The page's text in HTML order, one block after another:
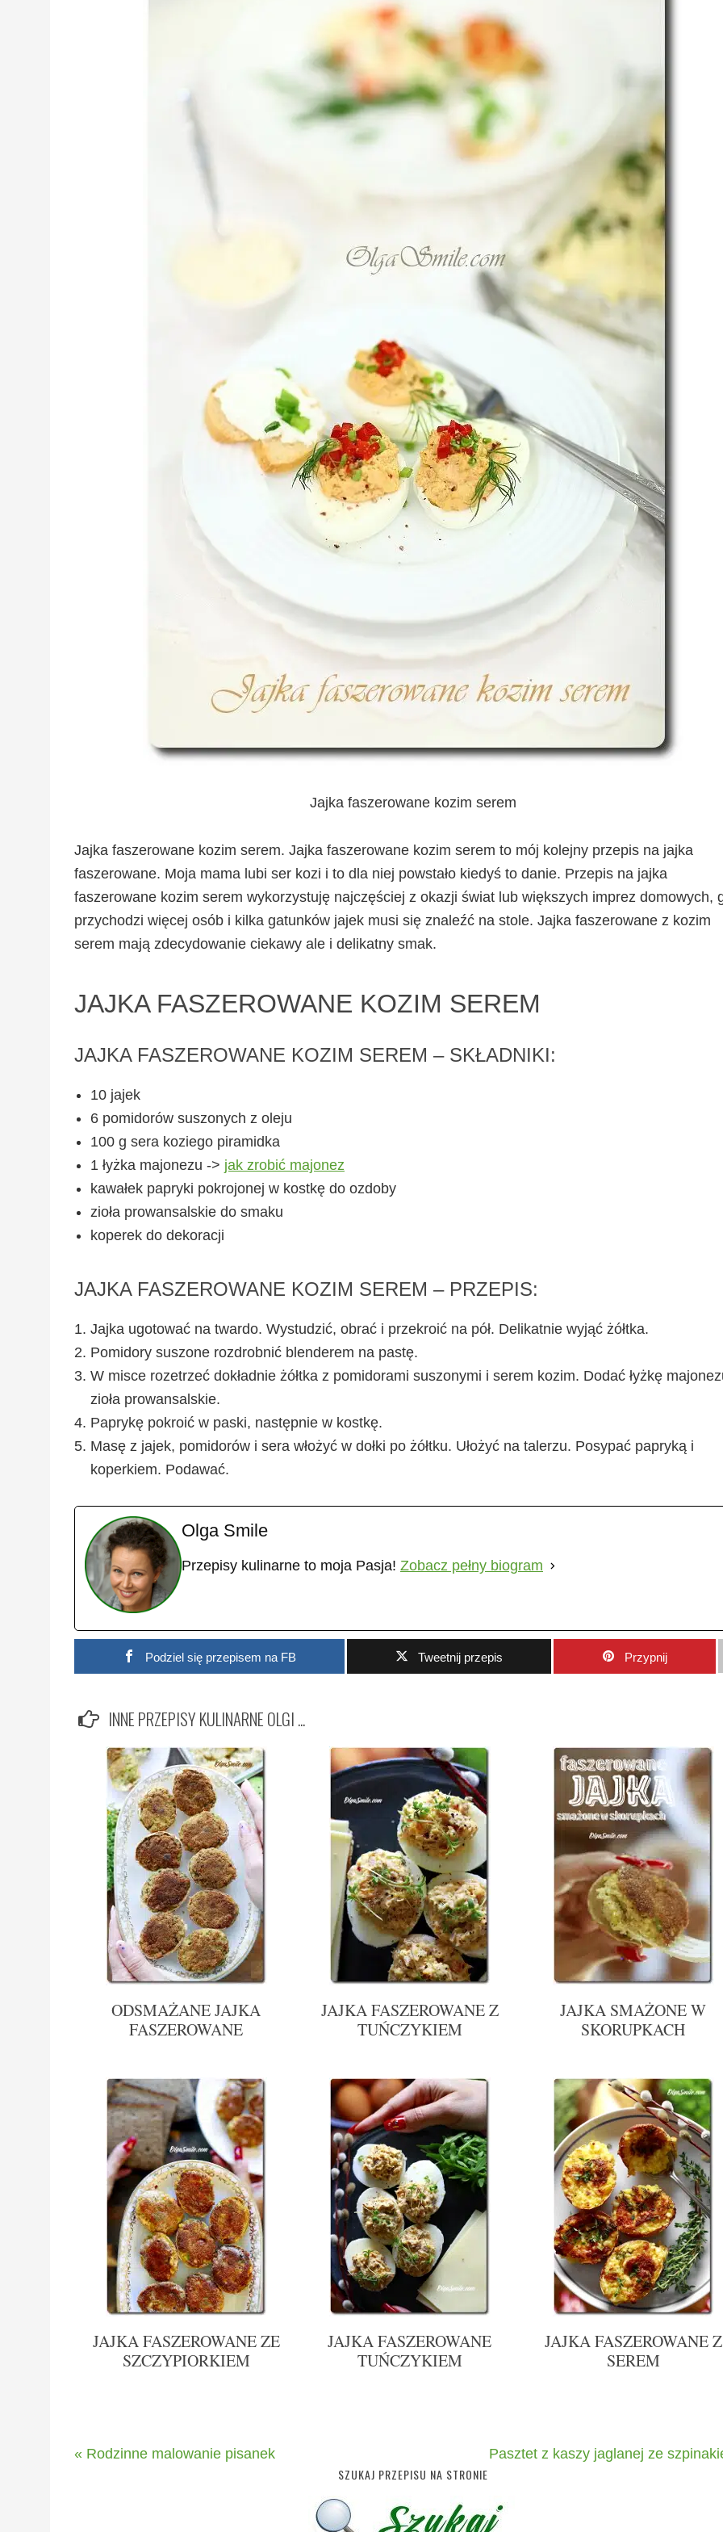
Jajka faszerowane kozim serem
Jajka faszerowane kozim serem. Jajka faszerowane kozim serem to mój kolejny przepis na jajka
faszerowane. Moja mama lubi ser kozi i to dla niej powstało kiedyś to danie. Przepis na jajka
faszerowane kozim serem wykorzystuję najczęściej z okazji świat lub większych imprez domowych,
przychodzi więcej osób i kilka gatunków jajek musi się znaleźć na stole. Jajka faszerowane z kozim
serem mają zdecydowanie ciekawy ale i delikatny smak.
JAJKA FASZEROWANE KOZIM SEREM
JAJKA FASZEROWANE KOZIM SEREM – SKŁADNIKI:
10 jajek
6 pomidorów suszonych z oleju
100 g sera koziego piramidka
1 łyżka majonezu -> jak zrobić majonez
kawałek papryki pokrojonej w kostkę do ozdoby
zioła prowansalskie do smaku
koperek do dekoracji
JAJKA FASZEROWANE KOZIM SEREM – PRZEPIS:
Jajka ugotować na twardo. Wystudzić, obrać i przekroić na pół. Delikatnie wyjąć żółtka.
Pomidory suszone rozdrobnić blenderem na pastę.
W misce rozetrzeć dokładnie żółtka z pomidorami suszonymi i serem kozim. Dodać łyżkę
zioła prowansalskie.
Paprykę pokroić w paski, następnie w kostkę.
Masę z jajek, pomidorów i sera włożyć w dołki po żółtku. Ułożyć na talerzu. Posypać papryką i
koperkiem. Podawać.
Olga Smile
Przepisy kulinarne to moja Pasja! Zobacz pełny biogram
Podziel się przepisem na FB Tweetnij przepis Przypnij
INNE PRZEPISY KULINARNE OLGI ...
ODSMAŻANE JAJKA
FASZEROWANE
JAJKA FASZEROWANE Z
TUŃCZYKIEM
JAJKA SMAŻONE W
SKORUPKACH
JAJKA FASZEROWANE ZE
SZCZYPIORKIEM
JAJKA FASZEROWANE
TUŃCZYKIEM
JAJKA FASZEROWANE Z
SEREM
« Rodzinne malowanie pisanek Pasztet z kaszy jaglanej ze
SZUKAJ PRZEPISU NA STRONIE